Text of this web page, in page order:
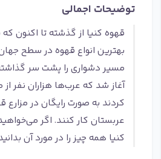
توضیحات اجمالی
قهوه کنیا از گذشته تا اکنون
بهترین انواع قهوه در سطح
مسیر دشواری را پشت سر
آغاز شد که عرب‌ها هزاران نفر از
کردند به صورت رایگان در مزارع
عربستان کار کنند. اگر
کنیا همه چیز را در مورد آن